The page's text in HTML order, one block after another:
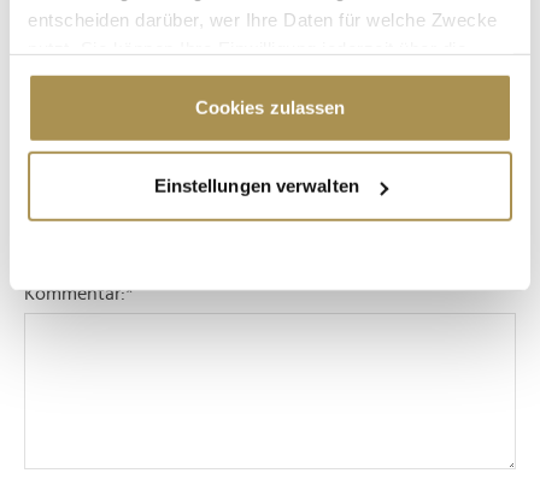
entscheiden darüber, wer Ihre Daten für welche Zwecke
Cookie-Erklärung oder durch Klicken auf das Privacy
Trigger Symbol ändern oder widerrufen
Informationen über Ihre geografische Lage
erfassen, welche bis auf einige Meter genau sein
bestimmten Merkmalen (Fingerprinting) identifizieren
Cookies zulassen
Einstellungen verwalten
PENNY
Kommentar veröffentlichen
Kommentar:*